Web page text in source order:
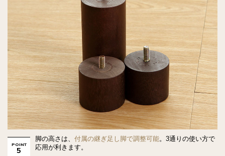
POINT
5
脚の高さは、 付属の継ぎ足し脚で調整可能。3通りの使い方で
応用が利きます。